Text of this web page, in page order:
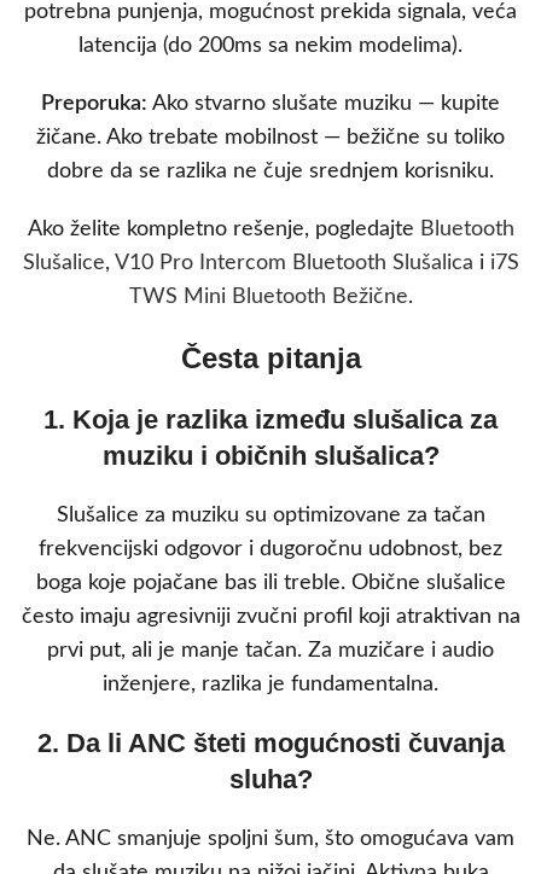
potrebna punjenja, mogućnost prekida signala, veća
latencija (do 200ms sa nekim modelima).
Preporuka: Ako stvarno slušate muziku — kupite
žičane. Ako trebate mobilnost — bežične su toliko
dobre da se razlika ne čuje srednjem korisniku.
Ako želite kompletno rešenje, pogledajte Bluetooth
Slušalice, V10 Pro Intercom Bluetooth Slušalica i i7S
TWS Mini Bluetooth Bežične.
Česta pitanja
1. Koja je razlika između slušalica za
muziku i običnih slušalica?
Slušalice za muziku su optimizovane za tačan
frekvencijski odgovor i dugoročnu udobnost, bez
boga koje pojačane bas ili treble. Obične slušalice
često imaju agresivniji zvučni profil koji atraktivan na
prvi put, ali je manje tačan. Za muzičare i audio
inženjere, razlika je fundamentalna.
2. Da li ANC šteti mogućnosti čuvanja
sluha?
Ne. ANC smanjuje spoljni šum, što omogućava vam